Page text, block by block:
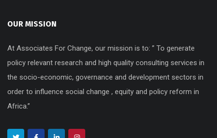
OUR MISSION
At Associates For Change, our mission is to: ” To generate
policy relevant research and high quality consulting services in
the socio-economic, governance and development sectors in
order to influence social change , equity and policy reform in
Africa.”